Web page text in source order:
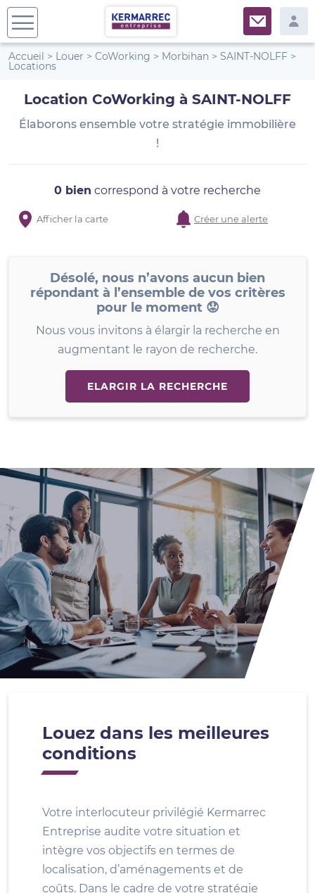
Accueil > Louer > CoWorking > Morbihan > SAINT-NOLFF >
Locations
Location CoWorking à SAINT-NOLFF
Élaborons ensemble votre stratégie immobilière
!
0 bien correspond à votre recherche
Afficher la carte Créer une alerte
Désolé, nous n’avons aucun bien
répondant à l’ensemble de vos critères
pour le moment 😟
Nous vous invitons à élargir la recherche en
augmentant le rayon de recherche.
ELARGIR LA RECHERCHE
Louez dans les meilleures
conditions
Votre interlocuteur privilégié Kermarrec
Entreprise audite votre situation et
intègre vos objectifs en termes de
localisation, d’aménagements et de
coûts. Dans le cadre de votre stratégie